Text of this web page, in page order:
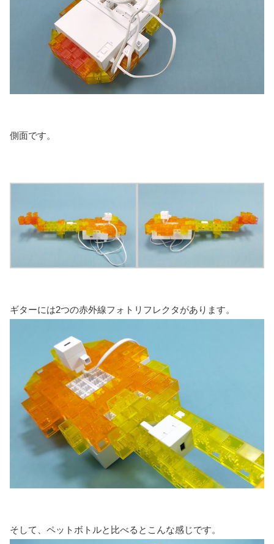
側面です。
ギターには2つの赤外線フォトリフレクタがあります。
そして、ペットボトルと比べるとこんな感じです。